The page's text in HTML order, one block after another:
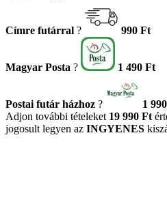
Címre futárral ? 990 Ft
Magyar Posta ? 1 490 Ft
Postai futár házhoz ?
1
Adjon további tételeket 19 990 Ft
jogosult legyen az INGYENES